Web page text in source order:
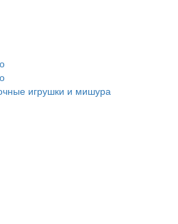
игрушки и мишура